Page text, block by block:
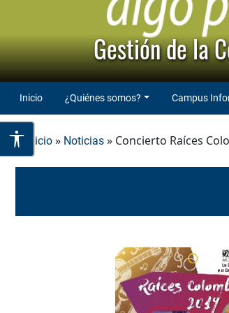
Gestión de la
Inicio ¿Quiénes somos? Campus
Inicio » Noticias » Concierto Raíces